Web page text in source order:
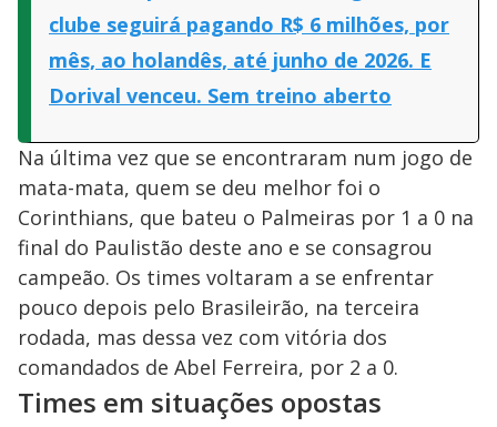
clube seguirá pagando R$ 6 milhões, por
mês, ao holandês, até junho de 2026. E
Dorival venceu. Sem treino aberto
Na última vez que se encontraram num jogo de
mata-mata, quem se deu melhor foi o
Corinthians, que bateu o Palmeiras por 1 a 0 na
final do Paulistão deste ano e se consagrou
campeão. Os times voltaram a se enfrentar
pouco depois pelo Brasileirão, na terceira
rodada, mas dessa vez com vitória dos
comandados de Abel Ferreira, por 2 a 0.
Times em situações opostas